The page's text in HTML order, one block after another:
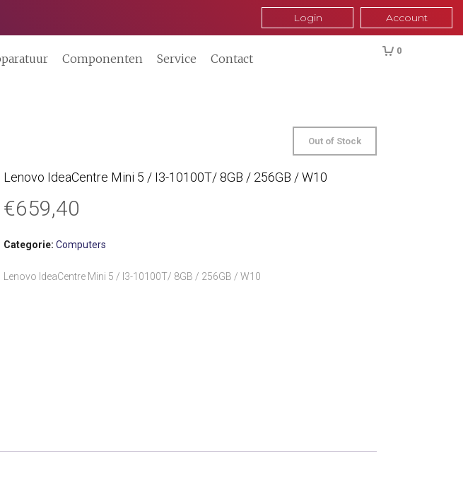
Login Account
Componenten Service Contact
0
Out of Stock
Lenovo IdeaCentre Mini 5 / I3-10100T/ 8GB / 256GB / W10
€659,40
Categorie: Computers
Lenovo IdeaCentre Mini 5 / I3-10100T/ 8GB / 256GB / W10